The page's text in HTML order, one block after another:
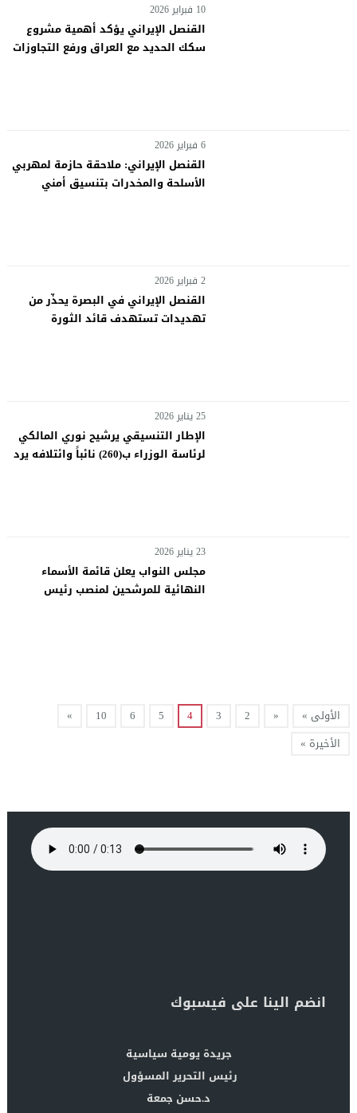
10 فبراير 2026
القنصل الإيراني يؤكد أهمية مشروع
سكك الحديد مع العراق ورفع التجاوزات
6 فبراير 2026
القنصل الإيراني: ملاحقة حازمة لمهربي
الأسلحة والمخدرات بتنسيق أمني
2 فبراير 2026
القنصل الإيراني في البصرة يحذّر من
تهديدات تستهدف قائد الثورة
25 يناير 2026
الإطار التنسيقي يرشيح نوري المالكي
لرئاسة الوزراء ب(260) نائباً وائتلافه يرد
23 يناير 2026
مجلس النواب يعلن قائمة الأسماء
النهائية للمرشحين لمنصب رئيس
الأولى » «
2
3
4
5
6
10
»
الأخيرة »
انضم الينا على فيسبوك
جريدة يومية سياسية
رئيس التحرير المسؤول
د.حسن جمعة